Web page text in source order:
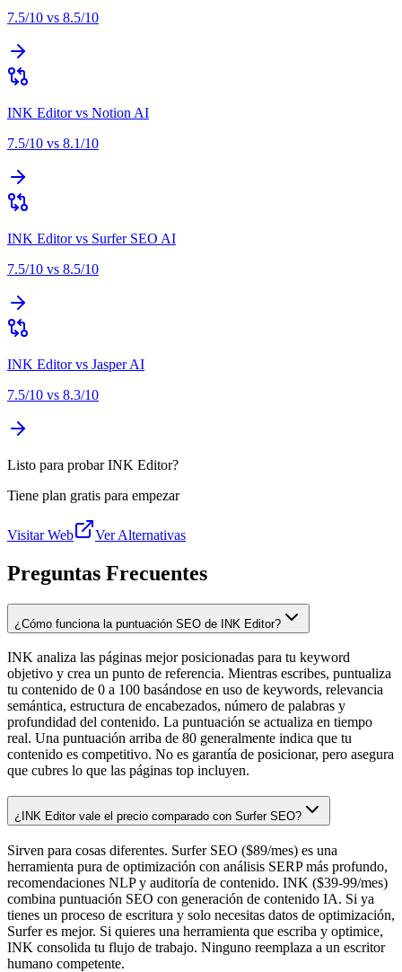
7.5/10 vs 8.5/10
INK Editorvs Notion AI
7.5/10 vs 8.1/10
INK Editorvs Surfer SEO AI
7.5/10 vs 8.5/10
INK Editorvs Jasper AI
7.5/10 vs 8.3/10
Listo para probar INK Editor?
Tiene plan gratis para empezar
Visitar Web Ver Alternativas
Preguntas Frecuentes
¿Cómo funciona la puntuación SEO de INK Editor?
INK analiza las páginas mejor posicionadas para tu keyword
objetivo y crea un punto de referencia. Mientras escribes, puntualiza
tu contenido de 0 a 100 basándose en uso de keywords, relevancia
semántica, estructura de encabezados, número de palabras y
profundidad del contenido. La puntuación se actualiza en tiempo
real. Una puntuación arriba de 80 generalmente indica que tu
contenido es competitivo. No es garantía de posicionar, pero asegura
que cubres lo que las páginas top incluyen.
¿INK Editor vale el precio comparado con Surfer SEO?
Sirven para cosas diferentes. Surfer SEO ($89/mes) es una
herramienta pura de optimización con análisis SERP más profundo,
recomendaciones NLP y auditoría de contenido. INK ($39-99/mes)
combina puntuación SEO con generación de contenido IA. Si ya
tienes un proceso de escritura y solo necesitas datos de optimización,
Surfer es mejor. Si quieres una herramienta que escriba y optimice,
INK consolida tu flujo de trabajo. Ninguno reemplaza a un escritor
humano competente.